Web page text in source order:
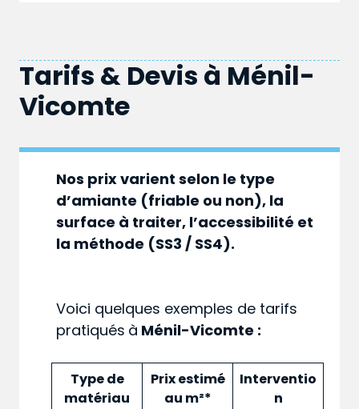
Tarifs & Devis à Ménil-
Vicomte
Nos prix varient selon le type
d’amiante (friable ou non), la
surface à traiter, l’accessibilité et
la méthode (SS3 / SS4).
Voici quelques exemples de tarifs
pratiqués à Ménil-Vicomte :
Type de
matériau
Prix estimé
au m²*
Interventio
n